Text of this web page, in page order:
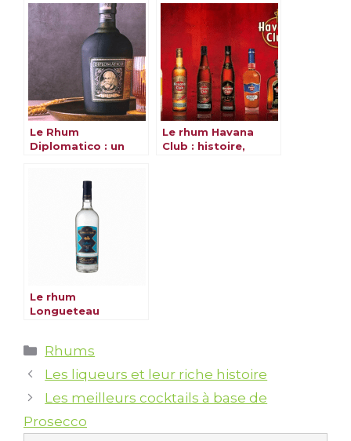
Le Rhum
Diplomatico : un
Le rhum Havana
Club : histoire,
Le rhum
Longueteau
Catégories
Rhums
Les liqueurs et leur riche histoire
Les meilleurs cocktails à base de
Prosecco